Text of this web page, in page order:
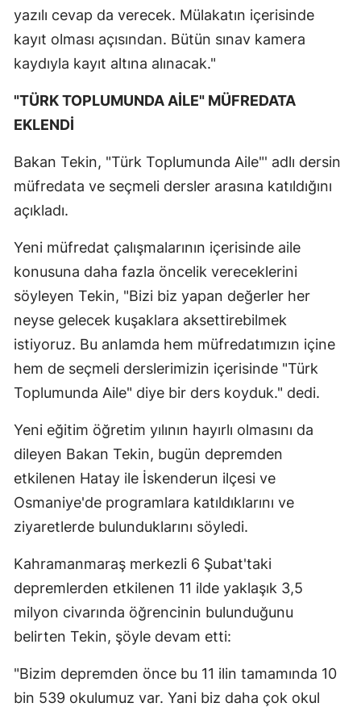
yazılı cevap da verecek. Mülakatın içerisinde
kayıt olması açısından. Bütün sınav kamera
kaydıyla kayıt altına alınacak."
"TÜRK TOPLUMUNDA AİLE" MÜFREDATA
EKLENDİ
Bakan Tekin, "Türk Toplumunda Aile"' adlı dersin
müfredata ve seçmeli dersler arasına katıldığını
açıkladı.
Yeni müfredat çalışmalarının içerisinde aile
konusuna daha fazla öncelik vereceklerini
söyleyen Tekin, "Bizi biz yapan değerler her
neyse gelecek kuşaklara aksettirebilmek
istiyoruz. Bu anlamda hem müfredatımızın içine
hem de seçmeli derslerimizin içerisinde "Türk
Toplumunda Aile" diye bir ders koyduk." dedi.
Yeni eğitim öğretim yılının hayırlı olmasını da
dileyen Bakan Tekin, bugün depremden
etkilenen Hatay ile İskenderun ilçesi ve
Osmaniye'de programlara katıldıklarını ve
ziyaretlerde bulunduklarını söyledi.
Kahramanmaraş merkezli 6 Şubat'taki
depremlerden etkilenen 11 ilde yaklaşık 3,5
milyon civarında öğrencinin bulunduğunu
belirten Tekin, şöyle devam etti:
"Bizim depremden önce bu 11 ilin tamamında 10
bin 539 okulumuz var. Yani biz daha çok okul